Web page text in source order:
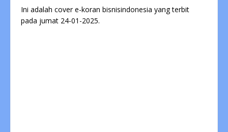
Ini adalah cover e-koran bisnisindonesia yang terbit
pada jumat 24-01-2025.